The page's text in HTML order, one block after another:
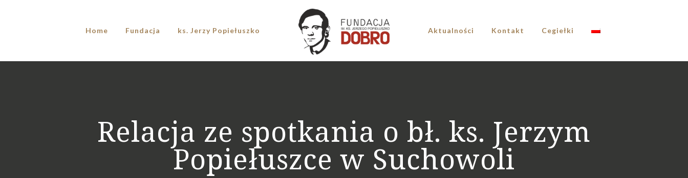
Home Fundacja ks. Jerzy Popiełuszko Aktualności Kontakt Cegiełki
Relacja ze spotkania o bł. ks. Jerzym
Popiełuszce w Suchowoli